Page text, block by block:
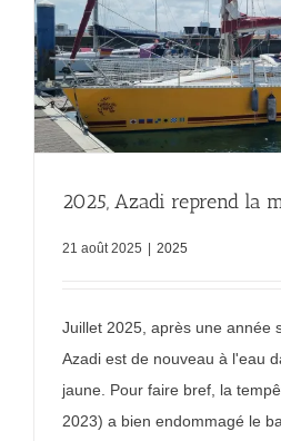
2025, Azadi reprend la
21 août 2025 2025
Juillet 2025, après une année
Azadi est de nouveau à l'eau
jaune. Pour faire bref, la
2023) a bien endommagé le